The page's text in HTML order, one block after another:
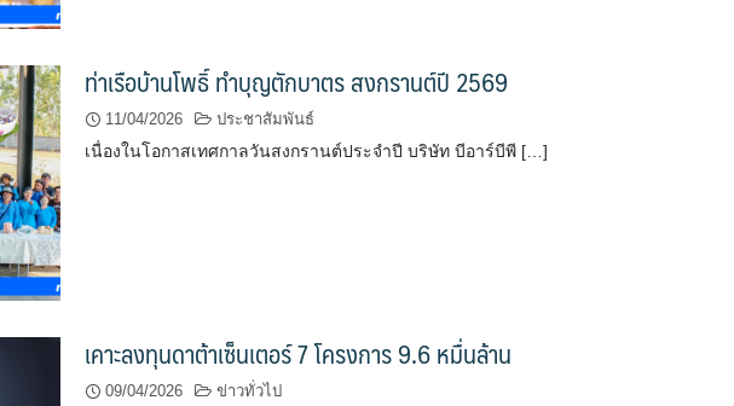
ท่าเรือบ้านโพธิ์ ทำบุญตักบาตร สงกรานต์ปี 2569
11/04/2026 ประชาสัมพันธ์
เนื่องในโอกาสเทศกาลวันสงกรานต์ประจำปี บริษัท บีอาร์บีพี […]
เคาะลงทุนดาต้าเซ็นเตอร์ 7 โครงการ 9.6 หมื่นล้าน
09/04/2026 ข่าวทั่วไป